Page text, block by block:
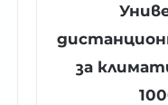
за